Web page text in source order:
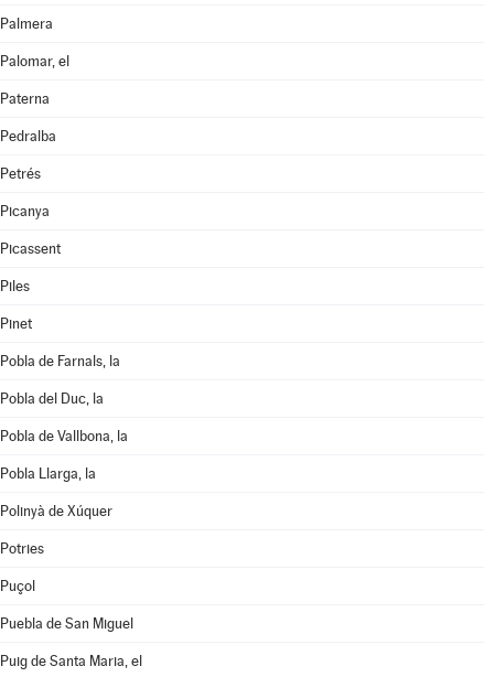
Palmera
Palomar, el
Paterna
Pedralba
Petrés
Picanya
Picassent
Piles
Pinet
Pobla de Farnals, la
Pobla del Duc, la
Pobla de Vallbona, la
Pobla Llarga, la
Polinyà de Xúquer
Potries
Puçol
Puebla de San Miguel
Puig de Santa Maria, el